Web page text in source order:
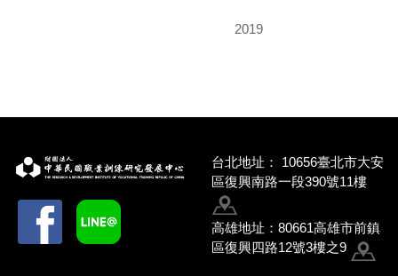
2019
台北地址：
10656臺北市大安
區復興南路一段390號11樓
高雄地址：80661高雄市前鎮
區復興四路12號3樓之9